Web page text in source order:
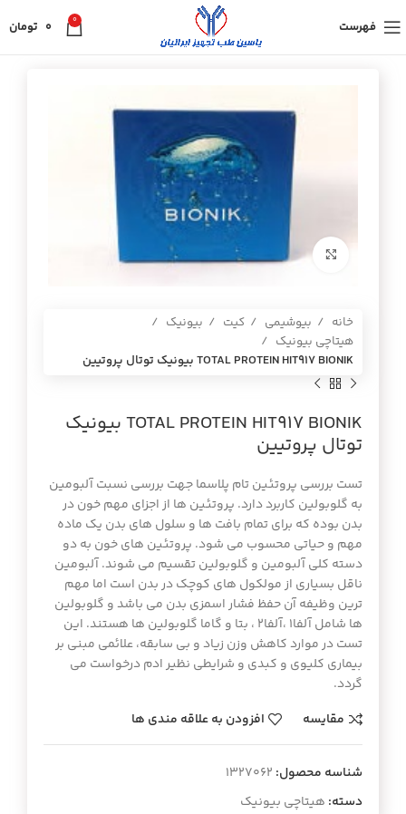
فهرست 0
0 تومان
برای بزرگنمایی کلیک کنید
خانه بیوشیمی کیت
بیونیک
هیتاچی بیونیک
TOTAL PROTEIN HIT917 BIONIK بيونيك توتال پروتيين
TOTAL PROTEIN HIT917 BIONIK بيونيك
توتال پروتيين
تست بررسی پروتئین تام پلاسما جهت بررسی نسبت آلبومین
به گلوبولین کاربرد دارد. پروتئین ها از اجزای مهم خون در
بدن بوده که برای تمام بافت ها و سلول های بدن یک ماده
مهم و حیاتی محسوب می شود. پروتئین های خون به دو
دسته کلی آلبومین و گلوبولین تقسیم می شوند. آلبومین
ناقل بسیاری از مولکول های کوچک در بدن است اما مهم
ترین وظیفه آن حفظ فشار اسمزی بدن می باشد و گلوبولین
ها شامل آلفا1 ،آلفا2 ، بتا و گاما گلوبولین ها هستند. این
تست در موارد کاهش وزن زیاد و بی سابقه، علائمی مبنی بر
بیماری کلیوی و کبدی و شرایطی نظیر ادم درخواست می
گردد.
مقایسه
افزودن به علاقه مندی ها
شناسه محصول: 1327062
دسته: هیتاچی بیونیک